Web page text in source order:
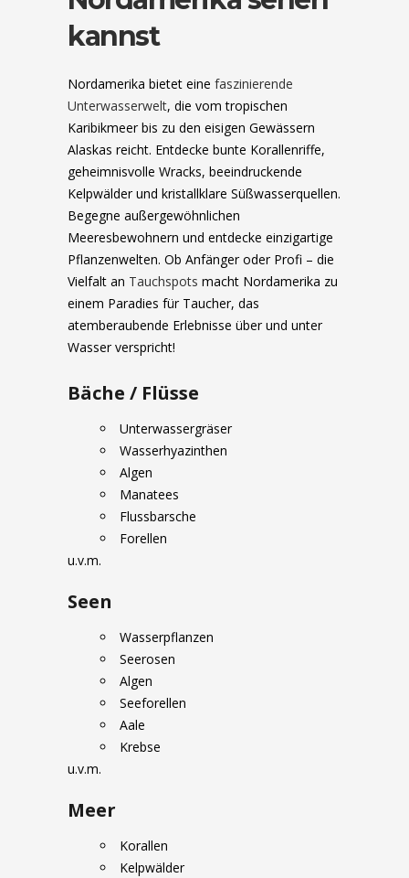
kannst
Nordamerika bietet eine faszinierende
Unterwasserwelt, die vom tropischen
Karibikmeer bis zu den eisigen Gewässern
Alaskas reicht. Entdecke bunte Korallenriffe,
geheimnisvolle Wracks, beeindruckende
Kelpwälder und kristallklare Süßwasserquellen.
Begegne außergewöhnlichen
Meeresbewohnern und entdecke einzigartige
Pflanzenwelten. Ob Anfänger oder Profi – die
Vielfalt an Tauchspots macht Nordamerika zu
einem Paradies für Taucher, das
atemberaubende Erlebnisse über und unter
Wasser verspricht!
Bäche / Flüsse
Unterwassergräser
Wasserhyazinthen
Algen
Manatees
Flussbarsche
Forellen
u.v.m.
Seen
Wasserpflanzen
Seerosen
Algen
Seeforellen
Aale
Krebse
u.v.m.
Meer
Korallen
Kelpwälder